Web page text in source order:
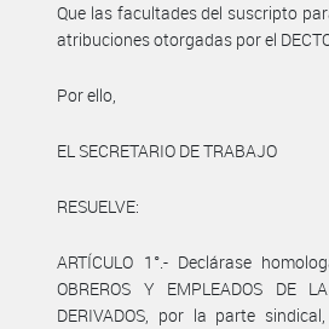
Que las facultades del suscripto
atribuciones otorgadas por el
Por ello,
EL SECRETARIO DE TRABAJO
RESUELVE:
ARTÍCULO 1°.- Declárase
OBREROS Y EMPLEADOS DE
DERIVADOS, por la parte